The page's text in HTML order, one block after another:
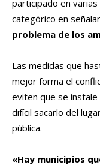
participado en
categórico en
problema de los
Las medidas que
mejor forma el
eviten que se
difícil sacarlo del
pública.
«Hay municipios